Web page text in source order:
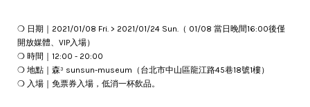
❍ 日期｜2021/01/08 Fri. > 2021/01/24 Sun.（ 01/08 當日晚間16:00後僅
開放媒體、VIP入場）
❍ 時間｜12:00 - 20:00
❍ 地點｜森³ sunsun-museum（台北市中山區龍江路45巷18號1樓）
❍ 入場｜免票券入場，低消一杯飲品。